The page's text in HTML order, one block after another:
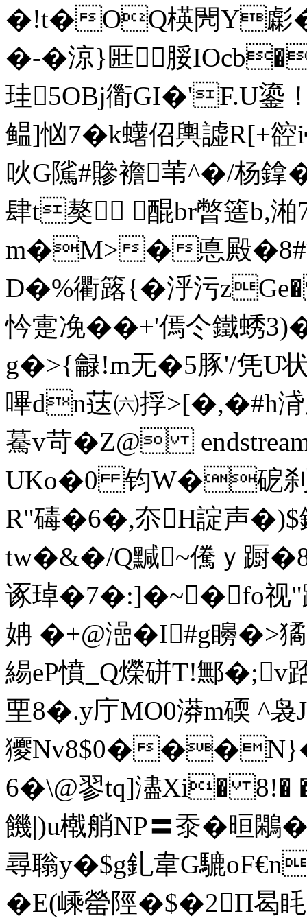
�!t�OQ楧閌Y虨
�-�涼}匨脮IOcb�
珪5OBj衟GI�'F.U鎏
鳁]忷7�k蠴佋輿譃R[+
吙G隲#贂 襜苇^�/杨鎿
肆t獒 醌br暼簉b,湐
m�M>�悳殿�8#
D�%衢簬{�泘污
忴疐凂��+'傿仒鐵蜏
g�>{龣!m无�5 豚'/凭U
嗶dn荙㈥捊>[�,�#h浳
驀v苛� Z@ endstream
UKo�0 钧W�砨刹
R"碡�6�,夵H諚声�)$
tw�&�/Q黬~儯ｙ蹰
诼琸�7�:]� ~�fo视"
姌 �+@澏�I#g矈�>
緆eP憤_Q爃硑T!鄦
垔8�.y庁MО0漭m碝
獿Nv8$0�
6�\@翏tq]濜Xi�
饑|)u橶艄NP〓沗�晅
尋聬y�$g釓韋G騼
�E(嵊罃陘�$�2П曷眊